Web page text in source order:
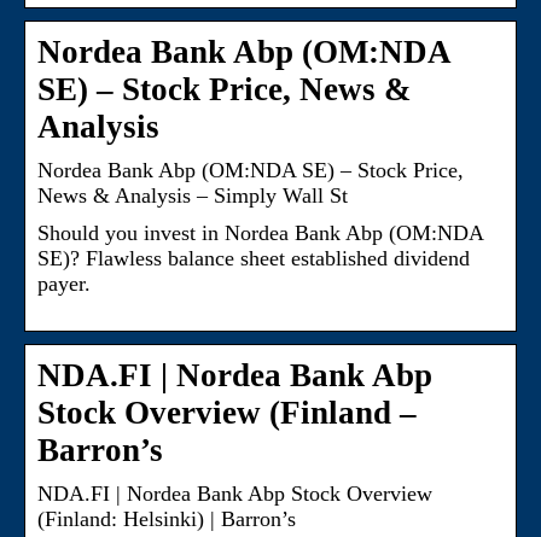
Nordea Bank Abp (OM:NDA
SE) – Stock Price, News &
Analysis
Nordea Bank Abp (OM:NDA SE) – Stock Price,
News & Analysis – Simply Wall St
Should you invest in Nordea Bank Abp (OM:NDA
SE)? Flawless balance sheet established dividend
payer.
NDA.FI | Nordea Bank Abp
Stock Overview (Finland –
Barron’s
NDA.FI | Nordea Bank Abp Stock Overview
(Finland: Helsinki) | Barron’s